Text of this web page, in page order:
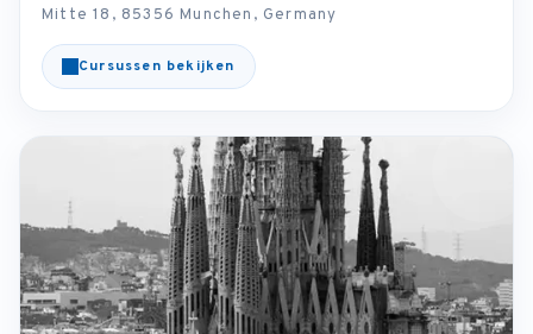
Mitte 18, 85356 Munchen, Germany
Cursussen bekijken